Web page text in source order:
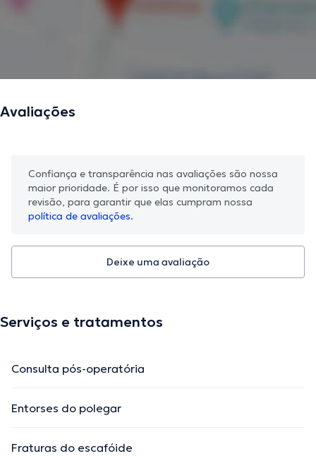
Avaliações
Confiança e transparência nas avaliações são nossa
maior prioridade. É por isso que monitoramos cada
revisão, para garantir que elas cumpram nossa
política de avaliações.
Deixe uma avaliação
Serviços e tratamentos
Consulta pós-operatória
Entorses do polegar
Fraturas do escafóide